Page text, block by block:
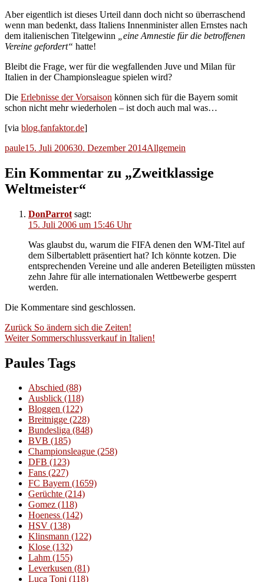
Aber eigentlich ist dieses Urteil dann doch nicht so überraschend
wenn man bedenkt, dass Italiens Innenminister allen Ernstes nach
dem italienischen Titelgewinn
„eine Amnestie für die betroffenen
Vereine gefordert“ hatte!
Bleibt die Frage, wer für die wegfallenden Juve und Milan für
Italien in der Championsleague spielen wird?
Die Erlebnisse der Vorsaison können sich für die Bayern somit
schon nicht mehr wiederholen – ist doch auch mal was…
[via blog.fanfaktor.de]
Autor
pauleVeröffentlicht
15. Juli 200630. Dezember 2014Kategorien
Allgemein
Ein Kommentar zu „Zweitklassige
Weltmeister“
DonParrot sagt:
15. Juli 2006 um 15:46 Uhr
Was glaubst du, warum die FIFA denen den WM-Titel auf
dem Silbertablett präsentiert hat? Ich könnte kotzen. Die
entsprechenden Vereine und alle anderen Beteiligten müssten
zehn Jahre für alle internationalen Wettbewerbe gesperrt
werden.
Die Kommentare sind geschlossen.
Beitragsnavigation
Zurück Vorheriger
Beitrag:
So ändern sich die Zeiten!
Weiter Nächster
Sommerschlussverkauf in Italien!
Paules Tags
Abschied (88)
Ausblick (118)
Bloggen (122)
Breitnigge (228)
Bundesliga (848)
BVB (185)
Championsleague (258)
DFB (123)
Fans (227)
FC Bayern (1659)
Gerüchte (214)
Gomez (118)
Hoeness (142)
HSV (138)
Klinsmann (122)
Klose (132)
Lahm (155)
Leverkusen (81)
Luca Toni (118)